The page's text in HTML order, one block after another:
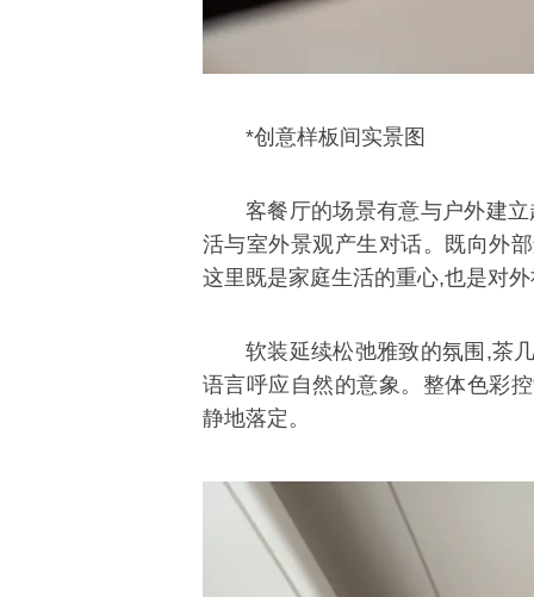
*创意样板间实景图
客餐厅的场景有意与户外建
活与室外景观产生对话。既向外
这里既是家庭生活的重心,也是对
软装延续松弛雅致的氛围,茶
语言呼应自然的意象。整体色彩
静地落定。